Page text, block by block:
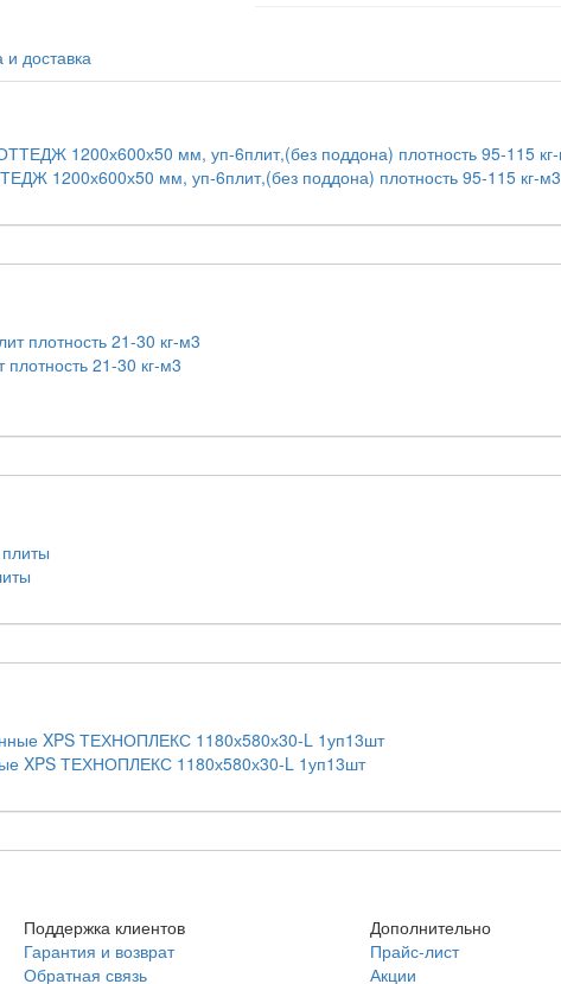
доставка
1200х600х50 мм, уп-6плит,(без поддона) плотность 95-115 кг-м3
21-30 кг-м3
XPS ТЕХНОПЛЕКС 1180х580х30-L 1уп13шт
Поддержка клиентов
Гарантия и возврат
Обратная связь
Дополнительно
Прайс-лист
Акции